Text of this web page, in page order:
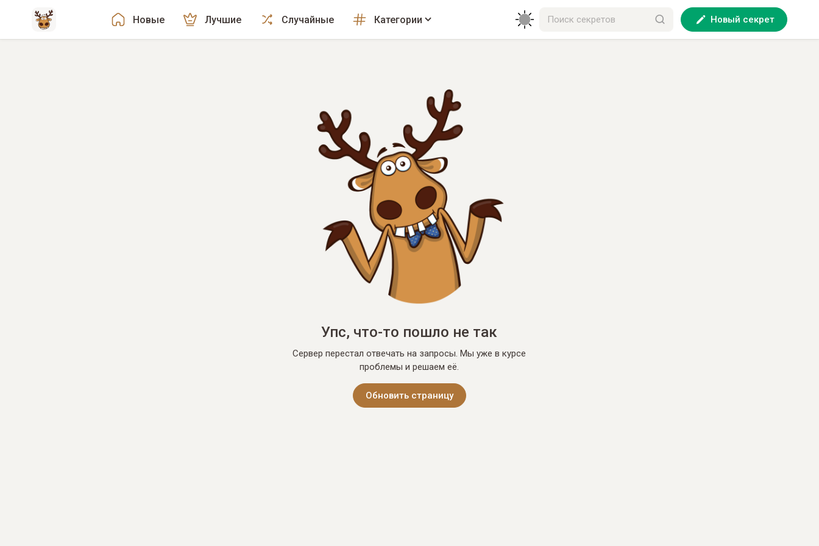
Новые Лучшие Случайные Категории Новый секрет
Упс, что-то пошло не так
Сервер перестал отвечать на запросы. Мы уже в курсе
проблемы и решаем её.
Обновить страницу